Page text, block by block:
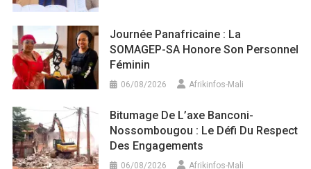
Journée Panafricaine : La
SOMAGEP-SA Honore Son Personnel
Féminin
06/08/2026 Afrikinfos-Mali
Bitumage De L’axe Banconi-
Nossombougou : Le Défi Du Respect
Des Engagements
06/08/2026 Afrikinfos-Mali